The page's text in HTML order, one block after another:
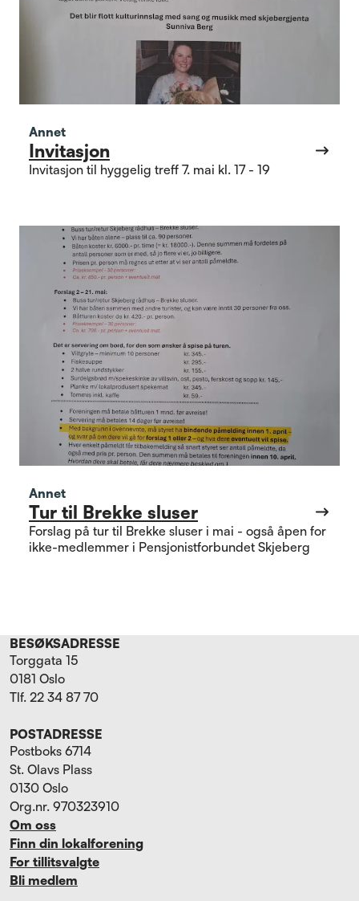
Annet
Invitasjon
Invitasjon til hyggelig treff 7. mai kl. 17 - 19
Annet
Tur til Brekke sluser
Forslag på tur til Brekke sluser i mai - også åpen for
ikke-medlemmer i Pensjonistforbundet Skjeberg
BESØKSADRESSE
Torggata 15
0181 Oslo
Tlf. 22 34 87 70
POSTADRESSE
Postboks 6714
St. Olavs Plass
0130 Oslo
Org.nr. 970323910
Om oss
Finn din lokalforening
For tillitsvalgte
Bli medlem